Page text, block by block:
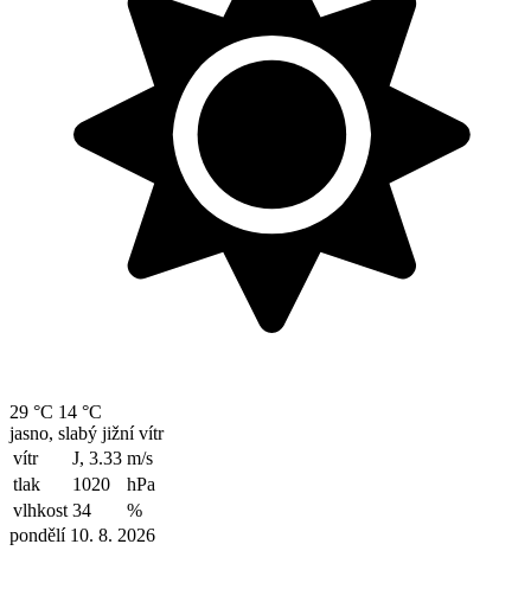
29 °C 14 °C
jasno, slabý jižní vítr
vítr
J, 3.33 m/s
tlak
1020
hPa
vlhkost 34
%
pondělí 10. 8. 2026